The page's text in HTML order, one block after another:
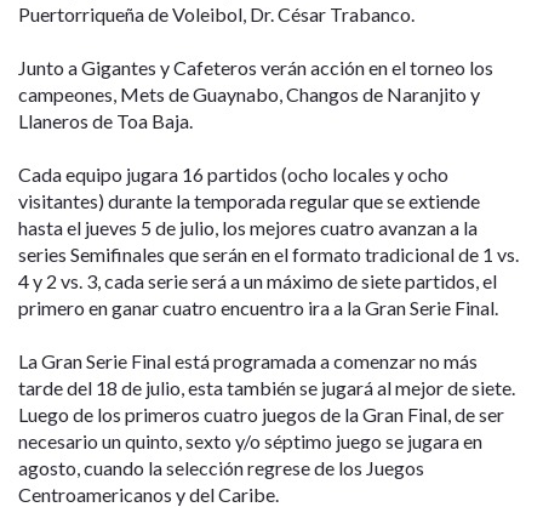
Puertorriqueña de Voleibol, Dr. César Trabanco.
Junto a Gigantes y Cafeteros verán acción en el torneo los
campeones, Mets de Guaynabo, Changos de Naranjito y
Llaneros de Toa Baja.
Cada equipo jugara 16 partidos (ocho locales y ocho
visitantes) durante la temporada regular que se extiende
hasta el jueves 5 de julio, los mejores cuatro avanzan a la
series Semifinales que serán en el formato tradicional de 1 vs.
4 y 2 vs. 3, cada serie será a un máximo de siete partidos, el
primero en ganar cuatro encuentro ira a la Gran Serie Final.
La Gran Serie Final está programada a comenzar no más
tarde del 18 de julio, esta también se jugará al mejor de siete.
Luego de los primeros cuatro juegos de la Gran Final, de ser
necesario un quinto, sexto y/o séptimo juego se jugara en
agosto, cuando la selección regrese de los Juegos
Centroamericanos y del Caribe.